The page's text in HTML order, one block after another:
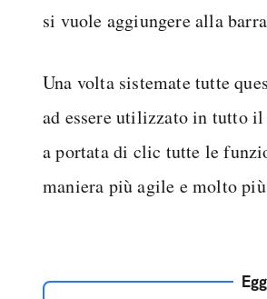
si vuole aggiungere alla
Una volta sistemate tutte
ad essere utilizzato in tutto il
a portata di clic tutte le
maniera più agile e molto